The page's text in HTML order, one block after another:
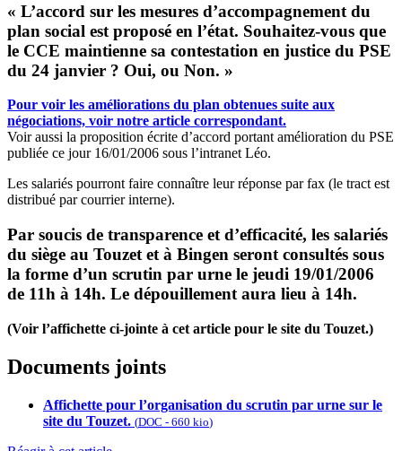
« L’accord sur les mesures d’accompagnement du
plan social est proposé en l’état. Souhaitez-vous que
le CCE maintienne sa contestation en justice du PSE
du 24 janvier ? Oui, ou Non. »
Pour voir les améliorations du plan obtenues suite aux
négociations, voir notre article correspondant.
Voir aussi la proposition écrite d’accord portant amélioration du PSE
publiée ce jour 16/01/2006 sous l’intranet Léo.
Les salariés pourront faire connaître leur réponse par fax (le tract est
distribué par courrier interne).
Par soucis de transparence et d’efficacité, les salariés
du siège au Touzet et à Bingen seront consultés sous
la forme d’un scrutin par urne le jeudi 19/01/2006
de 11h à 14h. Le dépouillement aura lieu à 14h.
(Voir l’affichette ci-jointe à cet article pour le site du Touzet.)
Documents joints
Affichette pour l’organisation du scrutin par urne sur le
site du Touzet. (DOC - 660 kio)